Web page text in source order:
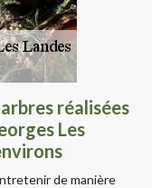
réalisées
Les
de manière